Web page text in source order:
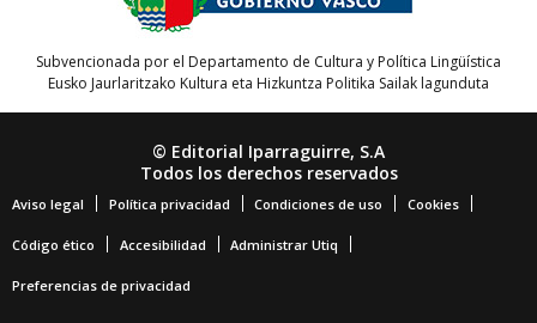
Subvencionada por el Departamento de Cultura y Política Lingüística
Eusko Jaurlaritzako Kultura eta Hizkuntza Politika Sailak lagunduta
© Editorial Iparraguirre, S.A
Todos los derechos reservados
Aviso legal Política privacidad Condiciones de uso Cookies
Código ético Accesibilidad Administrar Utiq
Preferencias de privacidad